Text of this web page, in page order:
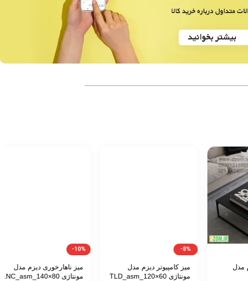
-8%
میز کامپیوتر دیزم مدل
مونتاژی TLD_asm_120×60
-10%
میز ناهارخوری دیزم مدل
مونتاژی LNC_asm_140×80